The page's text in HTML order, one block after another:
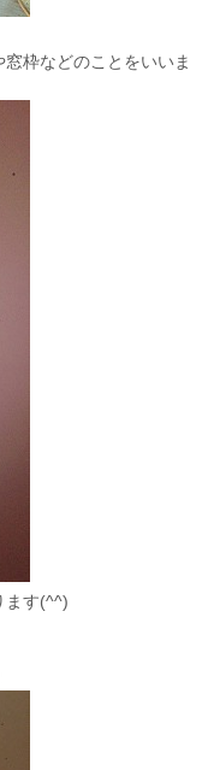
枠などのことをいいま
ます(^^)